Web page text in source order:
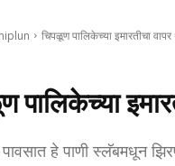
चिपळूण पालिकेच्या इमारतीचा वापर
पालिकेच्या
हे पाणी स्लॅबमधून